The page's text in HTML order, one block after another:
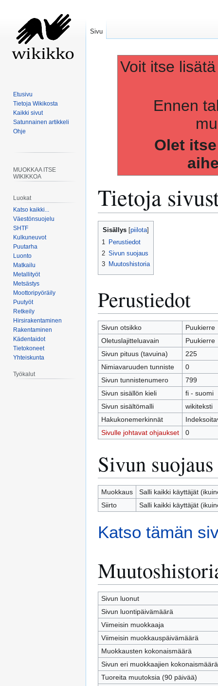
Voit itse
Ennen
Olet
Tietoja
Siirry
Siirry
Sisällys
1 Perustiedot
2 Sivun suojaus
3 Muutoshistoria
Perustiedot
Sivun otsikko
Puukierre
Oletuslajitteluavain
Puukierre
Sivun pituus (tavuina)
225
Nimiavaruuden tunniste
0
Sivun tunnistenumero
799
Sivun sisällön kieli
fi - suomi
Sivun sisältömalli
wikiteksti
Hakukonemerkinnät
Sivulle johtavat ohjaukset
0
Sivun suojaus
Muokkaus
Salli kaikki käyttäjät
Siirto
Salli kaikki käyttäjät
Katso tämän
Sivun luonut
Sivun luontipäivämäärä
Viimeisin muokkaaja
Viimeisin muokkauspäivämäärä
Muokkausten kokonaismäärä
Sivun eri muokkaajien kokonaismäärä
Tuoreita muutoksia (90 päivää)
Sivu
Etusivu
Tietoja Wikikosta
Kaikki sivut
Satunnainen artikkeli
Ohje
MUOKKAA ITSE
WIKIKKOA
Luokat
Katso kaikki...
Väestönsuojelu
SHTF
Kulkuneuvot
Puutarha
Luonto
Matkailu
Metallityöt
Metsästys
Moottoripyöräily
Puutyöt
Retkeily
Hirsirakentaminen
Rakentaminen
Kädentaidot
Tietokoneet
Yhteiskunta
Työkalut